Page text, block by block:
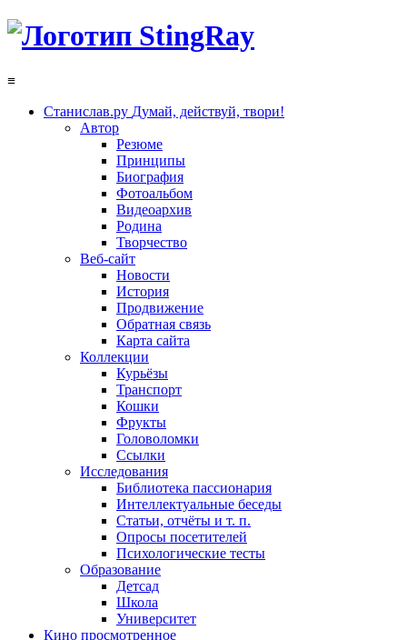
≡
Станислав.ру Думай, действуй, твори!
Автор
Резюме
Принципы
Биография
Фотоальбом
Видеоархив
Родина
Творчество
Веб-сайт
Новости
История
Продвижение
Обратная связь
Карта сайта
Коллекции
Курьёзы
Транспорт
Кошки
Фрукты
Головоломки
Ссылки
Исследования
Библиотека пассионария
Интеллектуальные беседы
Статьи, отчёты и т. п.
Опросы посетителей
Психологические тесты
Образование
Детсад
Школа
Университет
Кино просмотренное